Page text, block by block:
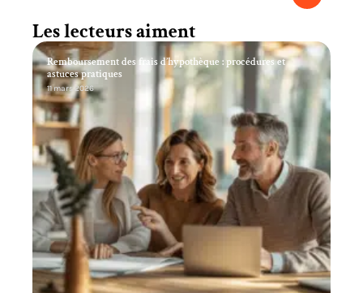
Les lecteurs aiment
Remboursement des frais d’hypothèque : procédures et
astuces pratiques
11 mars 2026